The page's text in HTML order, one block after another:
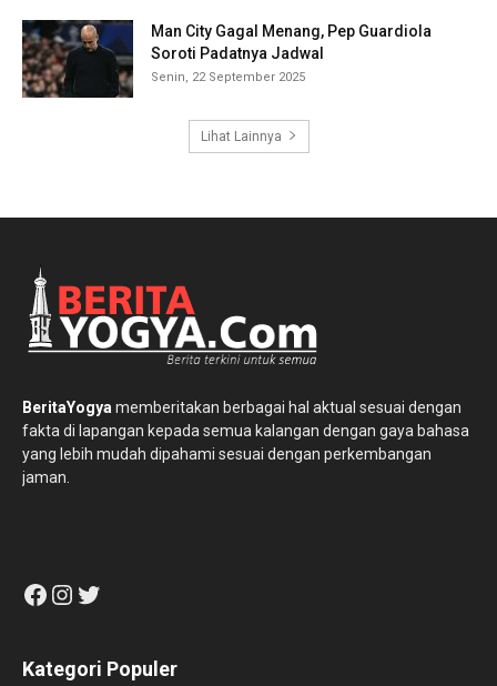
Man City Gagal Menang, Pep Guardiola
Soroti Padatnya Jadwal
Senin, 22 September 2025
Lihat Lainnya
BeritaYogya memberitakan berbagai hal aktual sesuai dengan
fakta di lapangan kepada semua kalangan dengan gaya bahasa
yang lebih mudah dipahami sesuai dengan perkembangan
jaman.
Facebook
Instagram
Twitter
Kategori Populer